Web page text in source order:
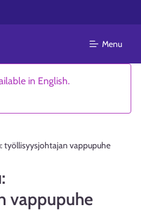
Menu
in English.
työllisyysjohtajan vappupuhe
vappupuhe